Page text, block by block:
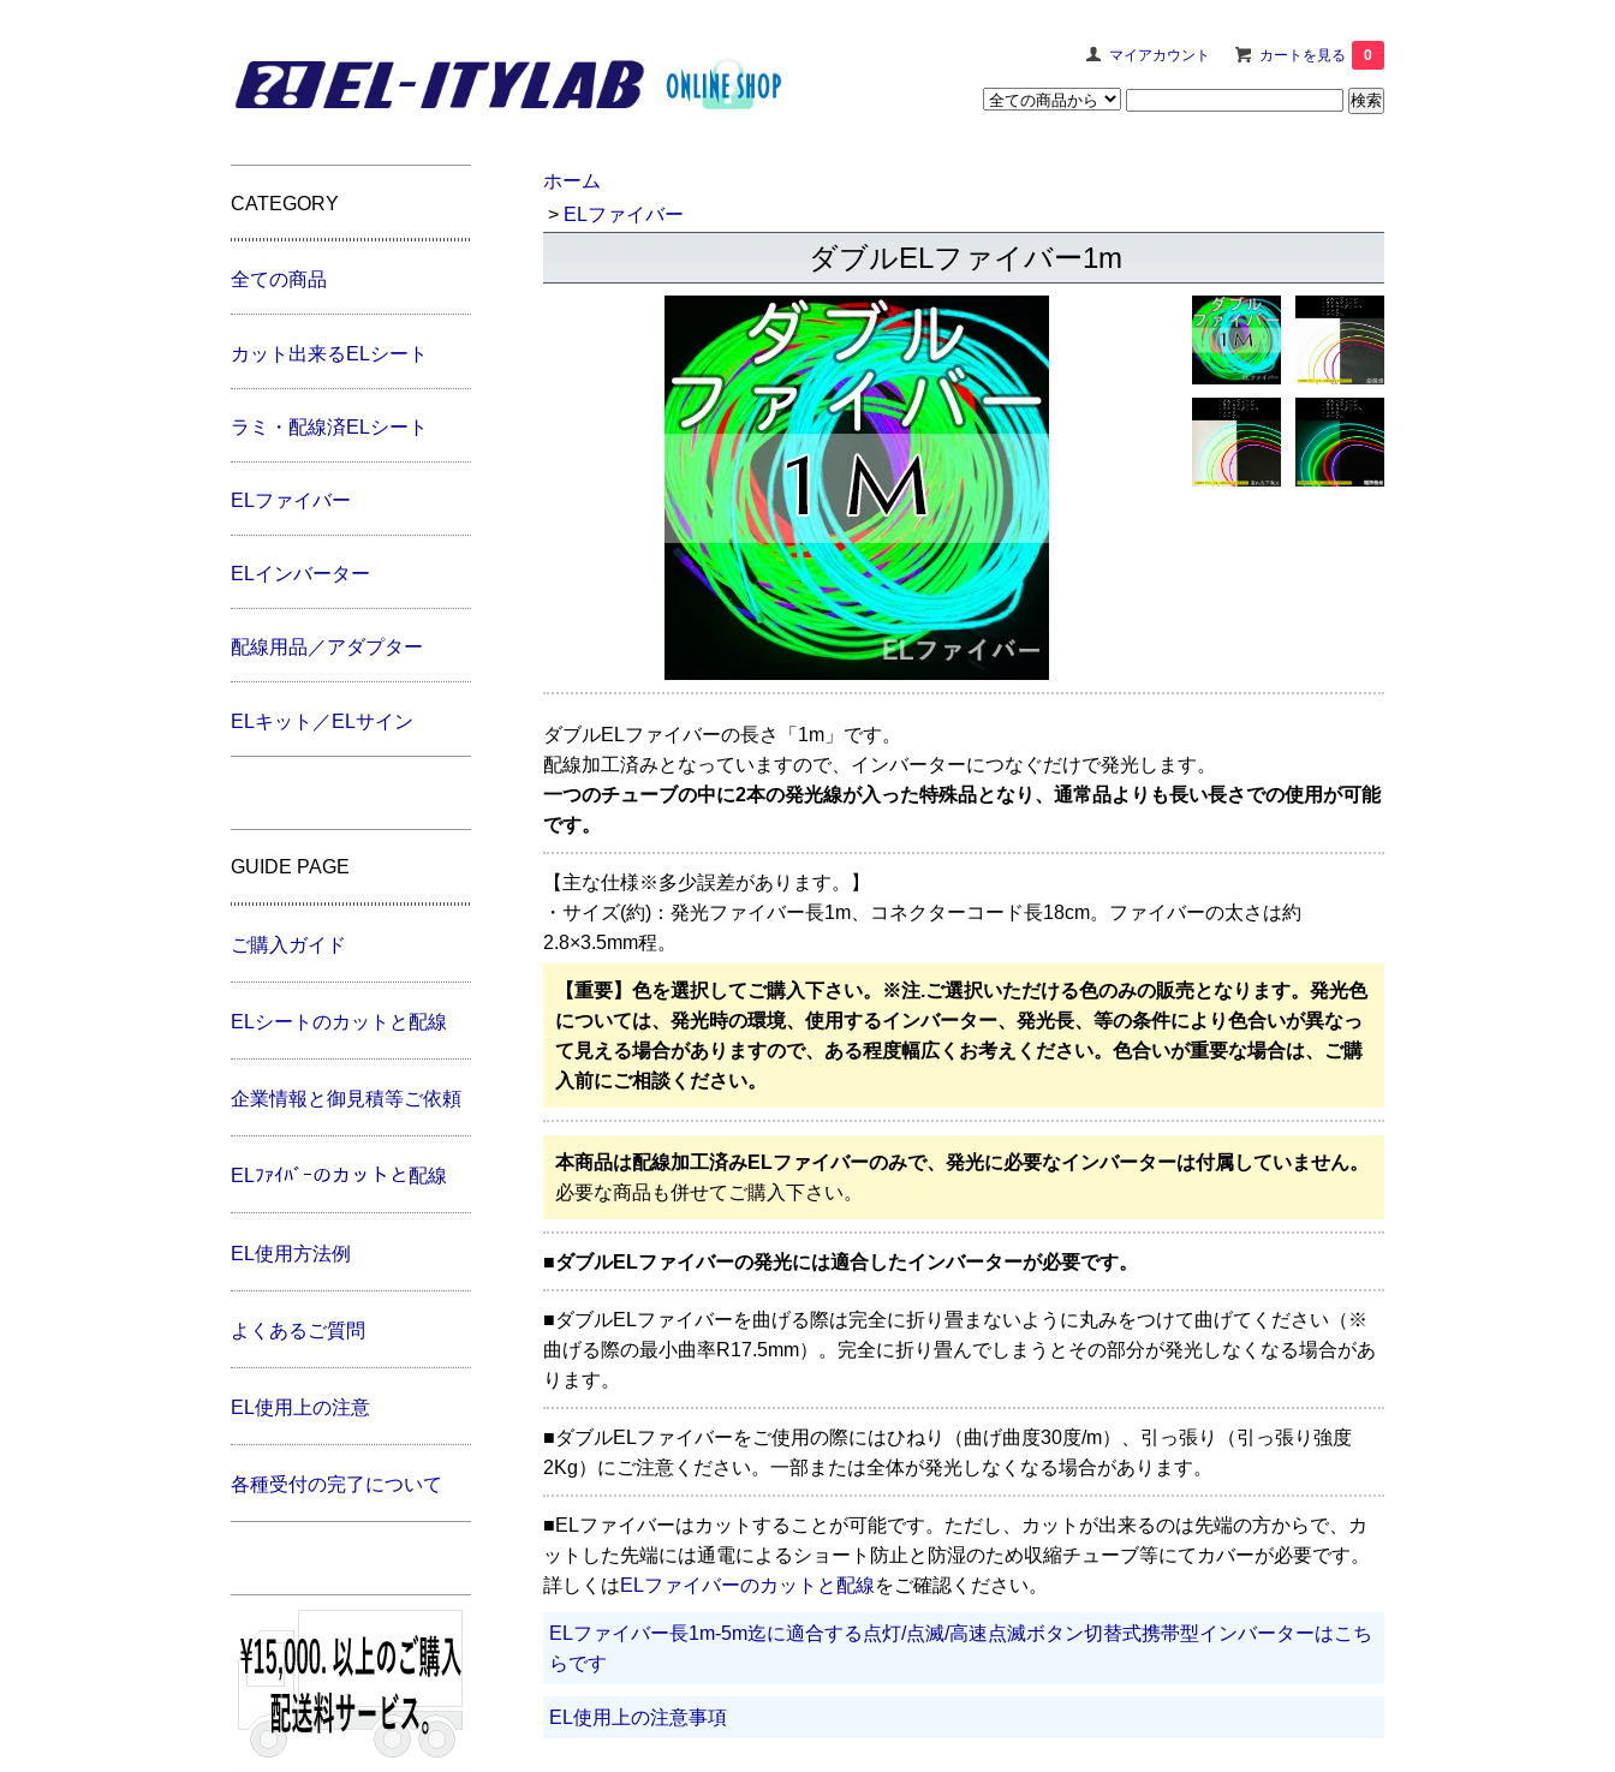
マイアカウント カートを見る 0
ホーム
> ELファイバー
ダブルELファイバー1m
ダブルELファイバーの長さ「1m」です。
配線加工済みとなっていますので、インバーターにつなぐだけで発光します。
一つのチューブの中に2本の発光線が入った特殊品となり、通常品よりも長い長さでの使用が可能
です。
【主な仕様※多少誤差があります。】
・サイズ(約)：発光ファイバー長1m、コネクターコード長18cm。ファイバーの太さは約
2.8×3.5mm程。
【重要】色を選択してご購入下さい。※注.ご選択いただける色のみの販売となります。発光色
については、発光時の環境、使用するインバーター、発光長、等の条件により色合いが異なっ
て見える場合がありますので、ある程度幅広くお考えください。色合いが重要な場合は、ご購
入前にご相談ください。
本商品は配線加工済みELファイバーのみで、発光に必要なインバーターは付属していません。
必要な商品も併せてご購入下さい。
■ダブルELファイバーの発光には適合したインバーターが必要です。
■ダブルELファイバーを曲げる際は完全に折り畳まないように丸みをつけて曲げてください（※
曲げる際の最小曲率R17.5mm）。完全に折り畳んでしまうとその部分が発光しなくなる場合があ
ります。
■ダブルELファイバーをご使用の際にはひねり（曲げ曲度30度/m）、引っ張り（引っ張り強度
2Kg）にご注意ください。一部または全体が発光しなくなる場合があります。
■ELファイバーはカットすることが可能です。ただし、カットが出来るのは先端の方からで、カ
ットした先端には通電によるショート防止と防湿のため収縮チューブ等にてカバーが必要です。
詳しくはELファイバーのカットと配線をご確認ください。
ELファイバー長1m-5m迄に適合する点灯/点滅/高速点滅ボタン切替式携帯型インバーターはこち
らです
EL使用上の注意事項
CATEGORY
全ての商品
カット出来るELシート
ラミ・配線済ELシート
ELファイバー
ELインバーター
配線用品／アダプター
ELキット／ELサイン
GUIDE PAGE
ご購入ガイド
ELシートのカットと配線
企業情報と御見積等ご依頼
ELﾌｧｲﾊﾞｰのカットと配線
EL使用方法例
よくあるご質問
EL使用上の注意
各種受付の完了について